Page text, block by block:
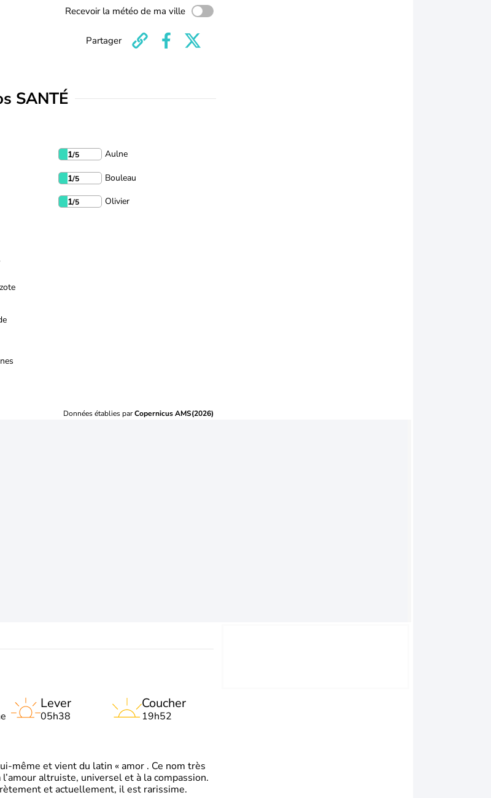
Recevoir la météo de ma ville
Partager
SANTÉ
1/5 Aulne
1/5 Bouleau
1/5 Olivier
Données établies parCopernicus AMS(2026)
Lever
05h38
Coucher
19h52
même et vient du latin « amor . Ce nom très
altruiste, universel et à la compassion.
et actuellement, il est rarissime.